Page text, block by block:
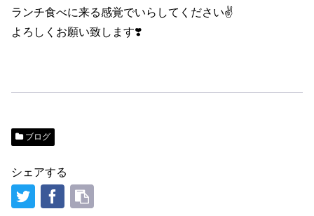
ランチ食べに来る感覚でいらしてください✌️
よろしくお願い致します❣️
ブログ
シェアする